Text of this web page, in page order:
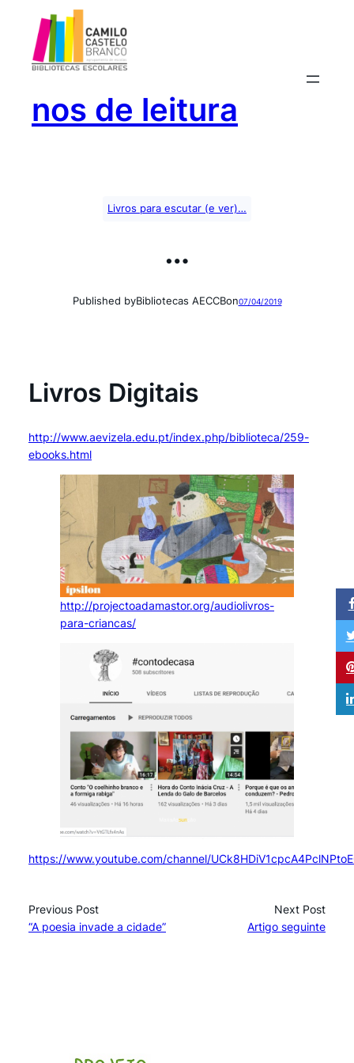
conteúdo
nos de leitura
Livros para escutar (e ver)…
…
Published byBibliotecas AECCBon07/04/2019
Livros Digitais
http://www.aevizela.edu.pt/index.php/biblioteca/259-
ebooks.html
http://projectoadamastor.org/audiolivros-
para-criancas/
https://www.youtube.com/channel/
Previous Post
“A poesia invade a cidade”
Next Post
Artigo seguinte